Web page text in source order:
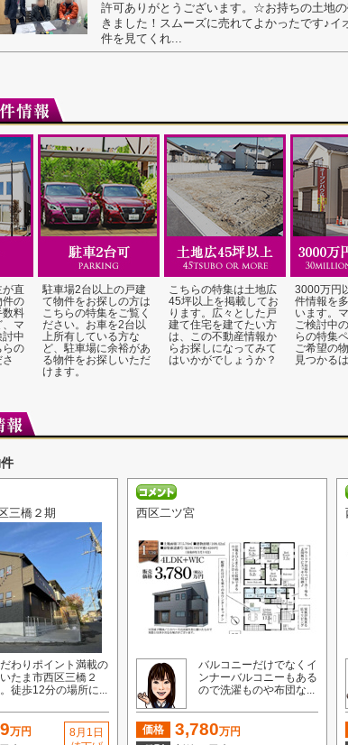
許可ありがとうございます。☆お持ちの土地
きました！スムーズに売れてよかったです♪イ
件を見てくれ...
が直
件の
数料
、マ
討中
らの
駐車場2台以上の戸建
て物件をお探しの方は
こちらの特集をご覧く
ださい。お車を2台以
上所有している方な
ど、駐車場に余裕があ
る物件をお探しいただ
けます。
こちらの特集は土地広
45坪以上を掲載してお
ります。広々とした戸
建て住宅を建てたい方
は、この不動産情報か
らお探しになってみて
はいかがでしょうか？
3000万円
件情報を
います。
ご検討中
らの特集
ご希望の
見つかる
三橋２期
わりポイント満載の
たま市西区三橋２
徒歩12分の場所に...
万円
8月1日
西区二ツ宮
バルコニーだけでなくイ
ンナーバルコニーもある
ので洗濯ものや布団な...
価格 3,780万円